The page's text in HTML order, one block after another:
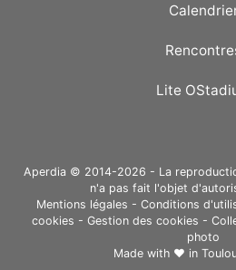
Lite
Aperdia © 2014-2026 - La
n'a pas fait l'objet
Mentions légales - Conditions
cookies - Gestion des cookies -
photo
Made with ❤ in